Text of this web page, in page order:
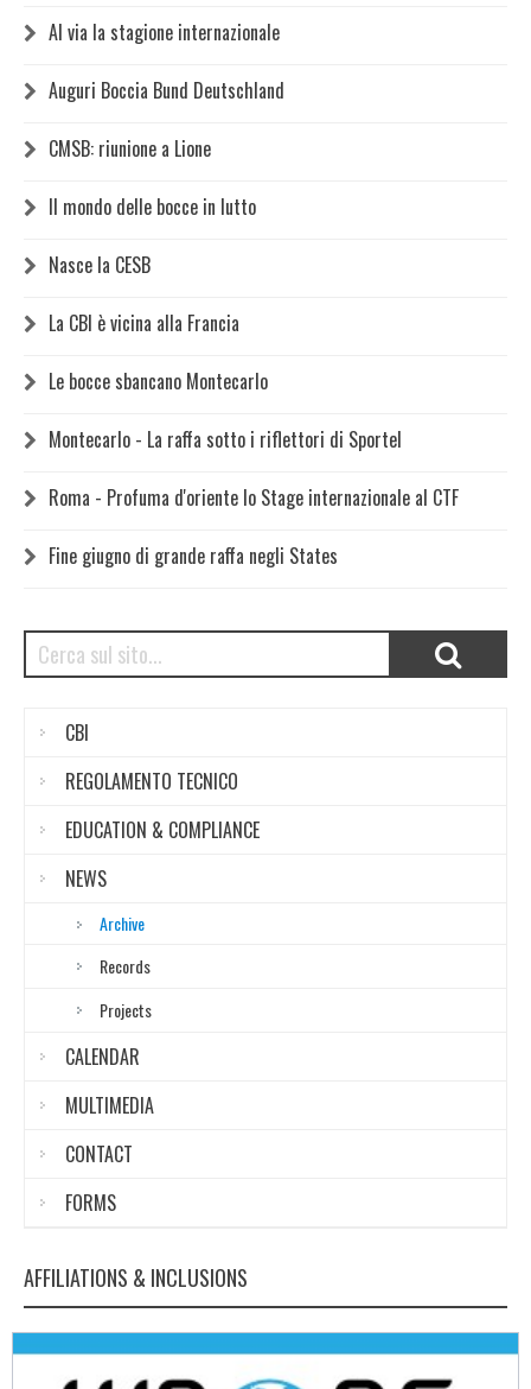
Al via la stagione internazionale
Auguri Boccia Bund Deutschland
CMSB: riunione a Lione
Il mondo delle bocce in lutto
Nasce la CESB
La CBI è vicina alla Francia
Le bocce sbancano Montecarlo
Montecarlo - La raffa sotto i riflettori di Sportel
Roma - Profuma d'oriente lo Stage internazionale al CTF
Fine giugno di grande raffa negli States
CBI
REGOLAMENTO TECNICO
EDUCATION & COMPLIANCE
NEWS
Archive
Records
Projects
CALENDAR
MULTIMEDIA
CONTACT
FORMS
AFFILIATIONS & INCLUSIONS